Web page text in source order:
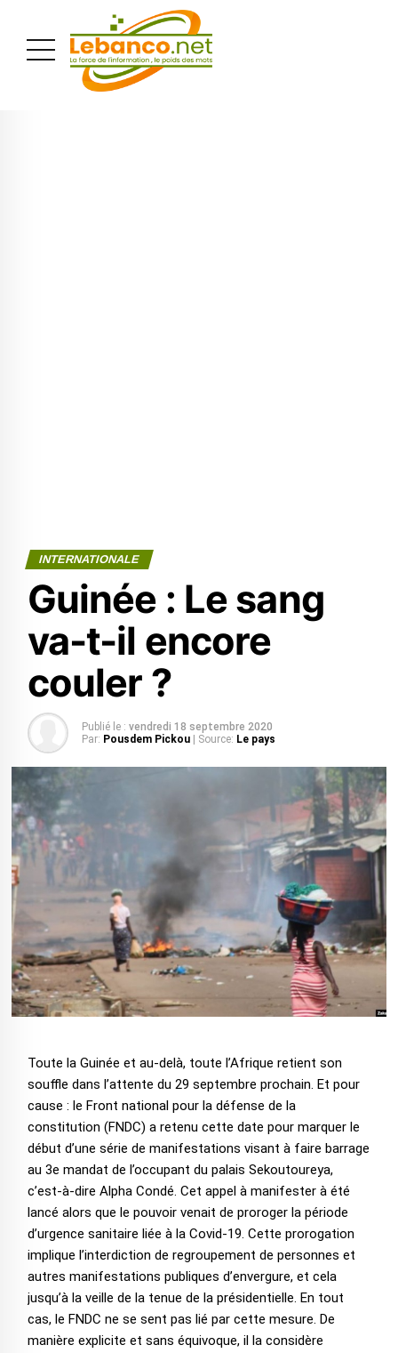
INTERNATIONALE
Guinée : Le sang
va-t-il encore
couler ?
Publié le : vendredi 18 septembre 2020
Par: Pousdem Pickou | Source: Le pays
Toute la Guinée et au-delà, toute l’Afrique retient son
souffle dans l’attente du 29 septembre prochain. Et pour
cause : le Front national pour la défense de la
constitution (FNDC) a retenu cette date pour marquer le
début d’une série de manifestations visant à faire barrage
au 3e mandat de l’occupant du palais Sekoutoureya,
c’est-à-dire Alpha Condé. Cet appel à manifester à été
lancé alors que le pouvoir venait de proroger la période
d’urgence sanitaire liée à la Covid-19. Cette prorogation
implique l’interdiction de regroupement de personnes et
autres manifestations publiques d’envergure, et cela
jusqu’à la veille de la tenue de la présidentielle. En tout
cas, le FNDC ne se sent pas lié par cette mesure. De
manière explicite et sans équivoque, il la considère